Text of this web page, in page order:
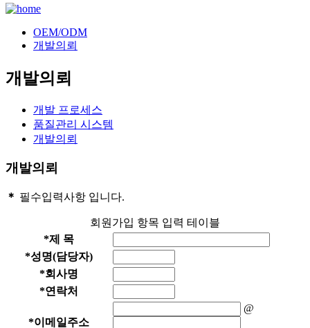
OEM/ODM
개발의뢰
개발의뢰
개발 프로세스
품질관리 시스템
개발의뢰
개발의뢰
＊ 필수입력사항 입니다.
회원가입 항목 입력 테이블
*제 목
*성명(담당자)
*회사명
*연락처
*이메일주소
@